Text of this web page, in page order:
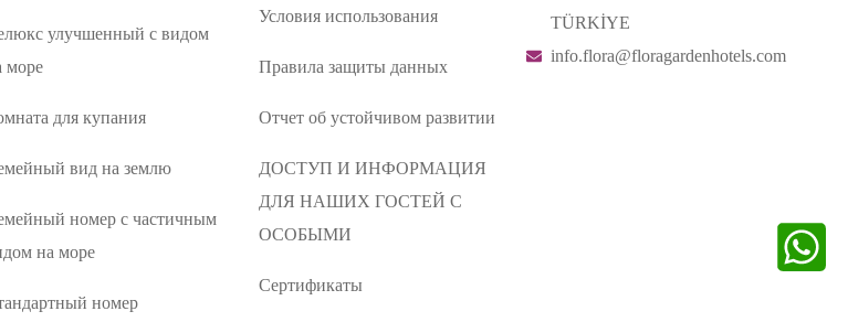
улучшенный с видом
море
для купания
вид на землю
номер с частичным
на море
номер
Условия использования
Правила защиты данных
Отчет об устойчивом развитии
ДОСТУП И ИНФОРМАЦИЯ
ДЛЯ НАШИХ ГОСТЕЙ С
ОСОБЫМИ
Сертификаты
TÜRKİYE
info.flora@floragardenhotels.com